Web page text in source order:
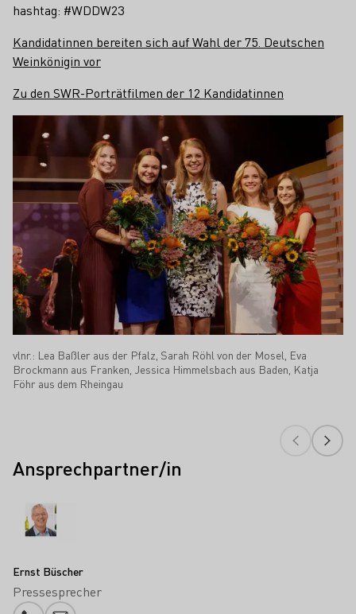
hashtag: #WDDW23
Kandidatinnen bereiten sich auf Wahl der 75. Deutschen
Weinkönigin vor
Zu den SWR-Porträtfilmen der 12 Kandidatinnen
vlnr.: Lea Baßler aus der Pfalz, Sarah Röhl von der Mosel, Eva
Brockmann aus Franken, Jessica Himmelsbach aus Baden, Katja
Föhr aus dem Rheingau
Ansprechpartner/in
Ernst Büscher
Pressesprecher